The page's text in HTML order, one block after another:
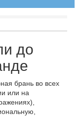
до
брань во всех
или на